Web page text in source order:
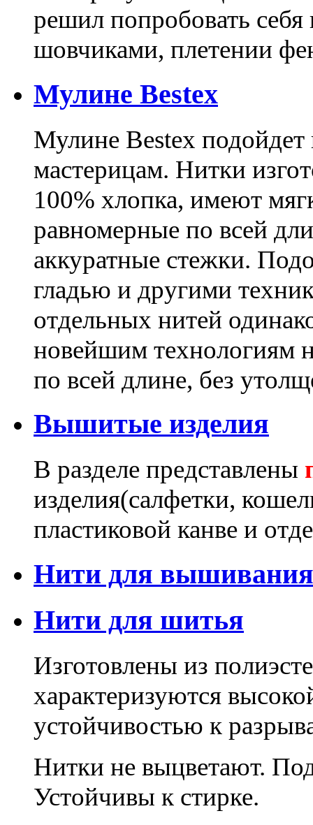
решил попробовать
шовчиками, плетении
Мулине Bestex
Мулине Bestex
мастерицам. Нитки
100% хлопка, имеют
равномерные по всей
аккуратные стежки.
гладью и другими
отдельных нитей
новейшим технологиям
по всей длине, без
Вышитые изделия
В разделе представлены
изделия(салфетки,
пластиковой канве и
Нити для вышивания
Нити для шитья
Изготовлены из
характеризуются
устойчивостью к
Нитки не выцветают.
Устойчивы к стирке.